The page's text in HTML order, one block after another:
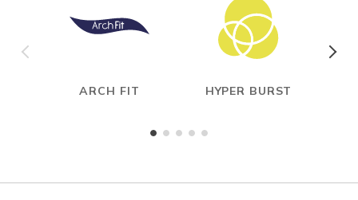
ARCH FIT HYPER BURST